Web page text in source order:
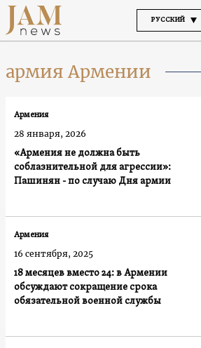
РУССКИЙ
армия Армении
«Армения не должна быть
соблазнительной для агрессии»:
Пашинян - по случаю Дня армии
Армения
28 января, 2026
18 месяцев вместо 24: в Армении
обсуждают сокращение срока
обязательной военной службы
Армения
16 сентября, 2025